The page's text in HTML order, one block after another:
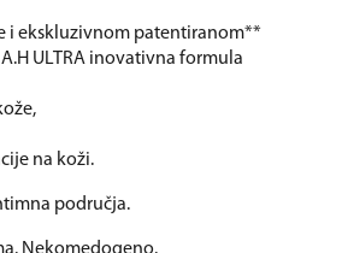
i ekskluzivnom patentiranom**
ULTRA inovativna formula
na koži.
područja.